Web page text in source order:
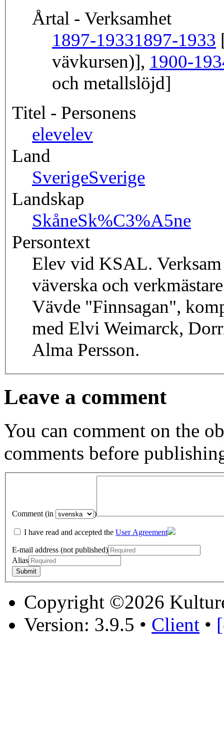
Årtal - Verksamhet
1897-19331897-1933
vävkursen)], 1900-
och metallslöjd]
Titel - Personens
elevelev
Land
SverigeSverige
Landskap
SkåneSk%C3%A5ne
Persontext
Elev vid KSAL.
väverska och
Vävde "Finnsagan",
med Elvi Weimarck,
Alma Persson.
Leave a comment
You can comment on the
comments before
Comment (in )
I have read and accepted the User Agreement
E-mail address (not published)
Alias
Copyright ©2026
Version: 3.9.5 • Client •